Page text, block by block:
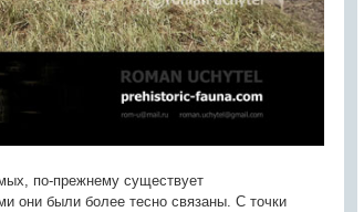
по-прежнему существует
они были более тесно связаны. С точки